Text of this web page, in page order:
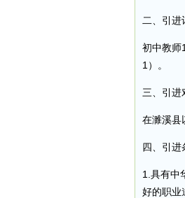
二、引进
初中教师
1）。
三、引进
在濉溪县
四、引进
1.具有中
好的职业